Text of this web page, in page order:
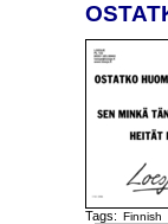
Tags: Finnish